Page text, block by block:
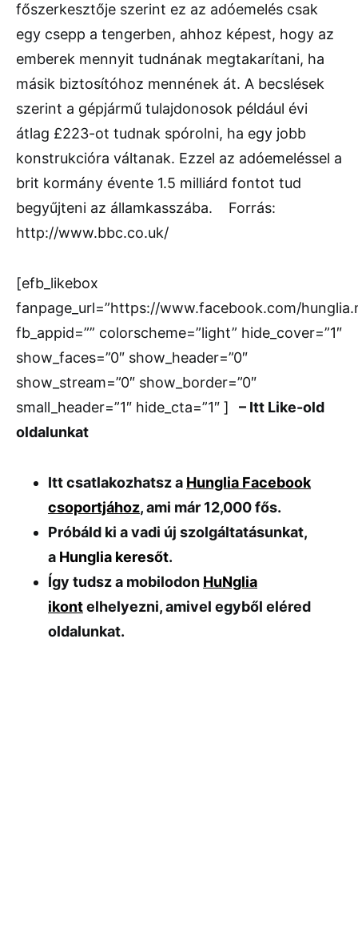
főszerkesztője szerint ez az adóemelés csak
egy csepp a tengerben, ahhoz képest, hogy az
emberek mennyit tudnának megtakarítani, ha
másik biztosítóhoz mennének át. A becslések
szerint a gépjármű tulajdonosok például évi
átlag £223-ot tudnak spórolni, ha egy jobb
konstrukcióra váltanak. Ezzel az adóemeléssel a
brit kormány évente 1.5 milliárd fontot tud
begyűjteni az államkasszába. Forrás:
http://www.bbc.co.uk/
[efb_likebox
fanpage_url=”https://www.facebook.com/
fb_appid=”” colorscheme=”light” hide_cover=”1″
show_faces=”0″ show_header=”0″
show_stream=”0″ show_border=”0″
small_header=”1″ hide_cta=”1″ ] – Itt Like-old
oldalunkat
Itt csatlakozhatsz a Hunglia Facebook
csoportjához, ami már 12,000 fős.
Próbáld ki a vadi új szolgáltatásunkat,
a Hunglia keresőt.
Így tudsz a mobilodon HuNglia
ikontelhelyezni, amivel egyből eléred
oldalunkat.